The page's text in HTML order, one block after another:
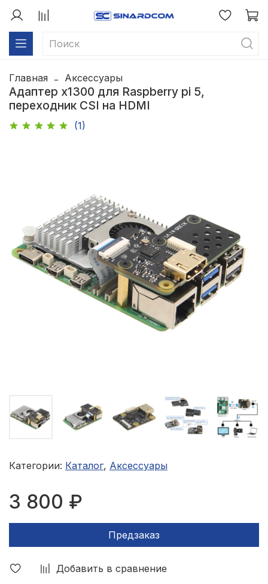
Главная Аксессуары
Адаптер x1300 для Raspberry pi 5,
переходник CSI на HDMI
(1)
Добавить в сравнение
Категории: Каталог, Аксессуары
3 800 ₽
Предзаказ